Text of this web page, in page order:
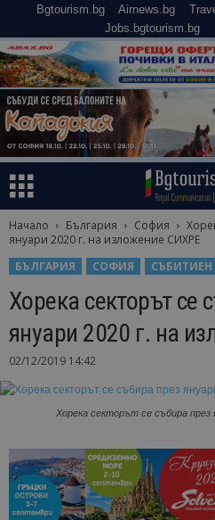
Bgtourism.bg Airnews.bg
Jobs.bgtourism.bg
Начало България София
януари 2020 г. на изложение СИХРЕ
БЪЛГАРИЯ
СОФИЯ
Хорека секторът се
януари 2020 г. на
02/12/2019 14:42
Хорека секторът се събира